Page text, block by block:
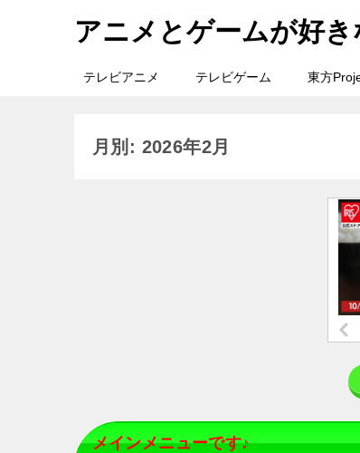
アニメとゲームが好
テレビアニメ テレビゲーム 東方
月別: 2026年2月
メインメニューです♪